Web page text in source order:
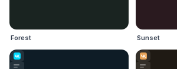
Forest Sunset